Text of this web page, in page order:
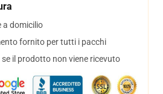
a domicilio
fornito per tutti i pacchi
il prodotto non viene ricevuto